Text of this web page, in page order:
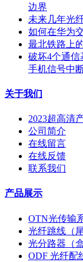
边界
未来几年光
如何在华为
最北铁路上
破坏4个通信
手机信号中
关于我们
2023超高清
公司简介
在线留言
在线反馈
联系我们
产品展示
OTN光传输
光纤跳线（尾
光分路器（
ODF 光纤配